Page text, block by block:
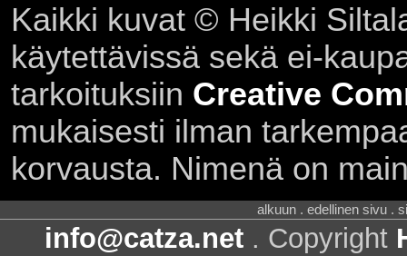
Kaikki kuvat © Heikki
käytettävissä sekä ei-
tarkoituksiin Creative
mukaisesti ilman
korvausta. Nimenä on
alkuun . edellinen sivu .
info@catza.net . Copyright